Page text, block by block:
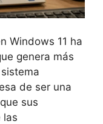
Windows 11 ha
genera más
de ser una
sus
las